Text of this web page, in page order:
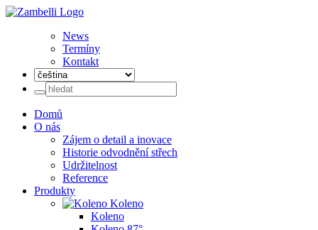
News
Termíny
Kontakt
Domů
O nás
Zájem o detail a inovace
Historie odvodnění střech
Udržitelnost
Reference
Produkty
Koleno
Koleno